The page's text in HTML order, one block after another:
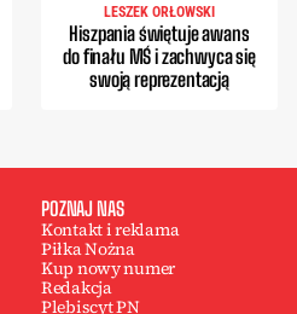
LESZEK ORŁOWSKI
Hiszpania świętuje awans
do finału MŚ i zachwyca się
swoją reprezentacją
POZNAJ NAS
Kontakt i reklama
Piłka Nożna
Kup nowy numer
Redakcja
Plebiscyt PN